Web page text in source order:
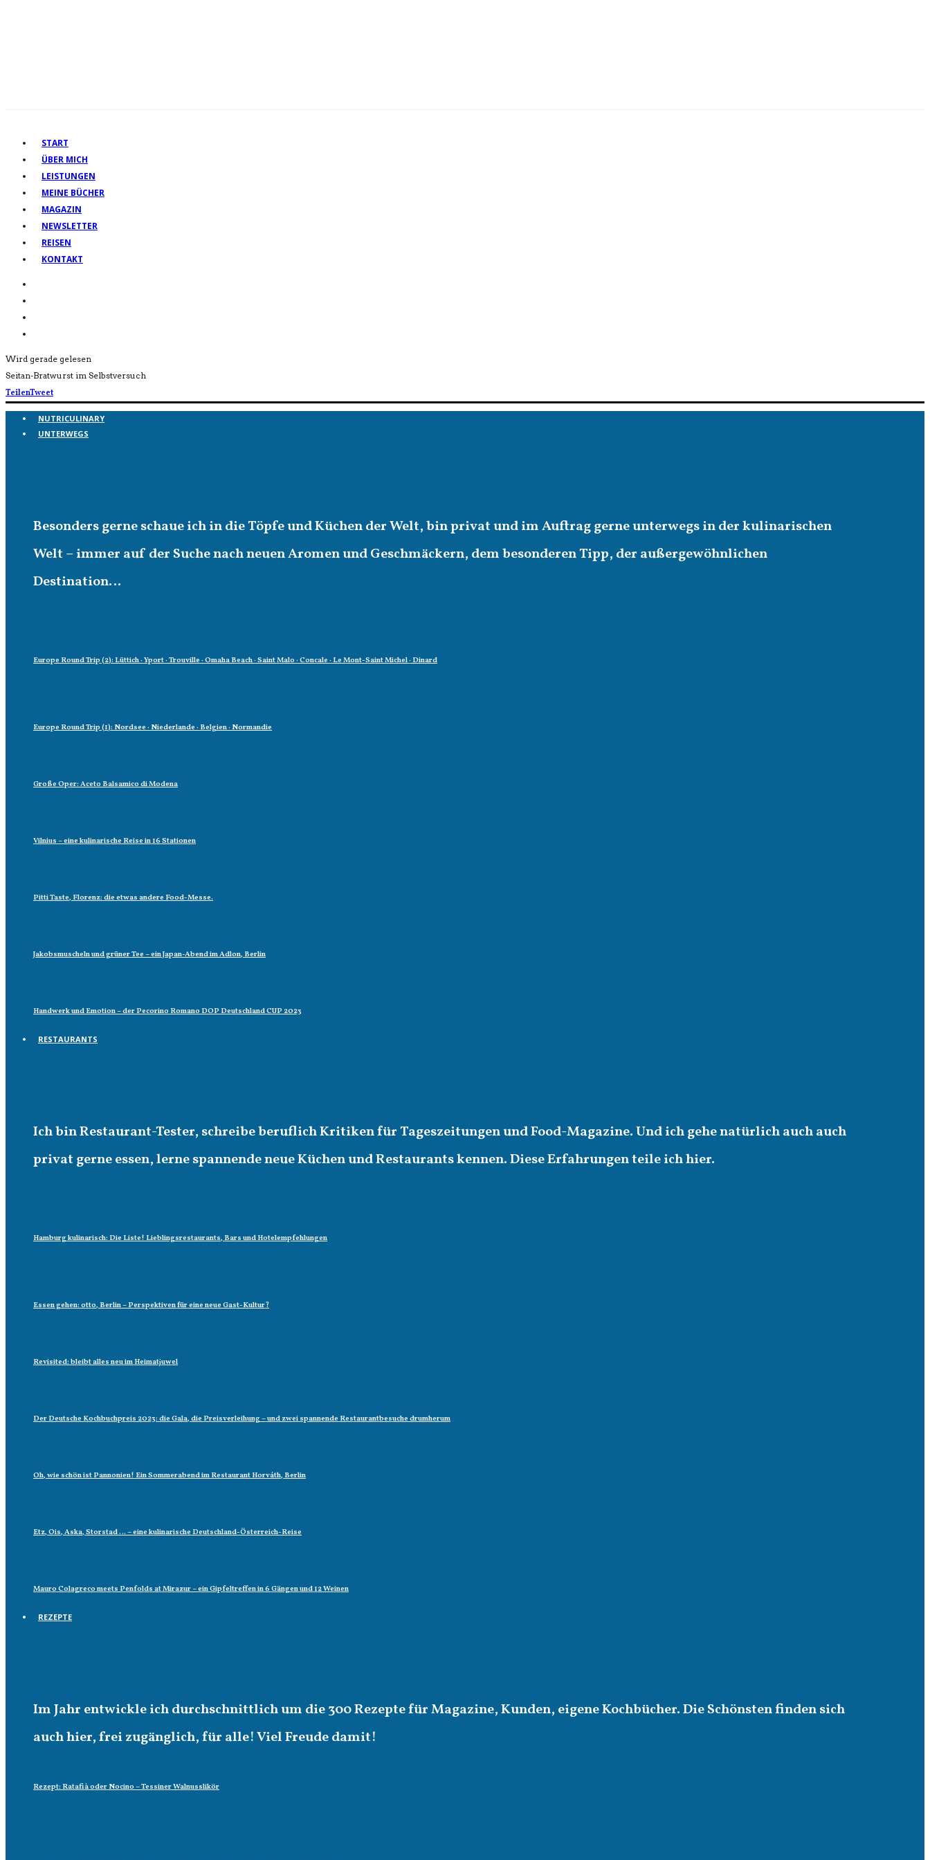
START
ÜBER MICH
LEISTUNGEN
MEINE BÜCHER
MAGAZIN
NEWSLETTER
REISEN
KONTAKT
Wird gerade gelesen
Seitan-Bratwurst im Selbstversuch
TeilenTweet
NUTRICULINARY
UNTERWEGS
Besonders gerne schaue ich in die Töpfe und Küchen der Welt, bin privat und im Auftrag gerne unterwegs in der kulinarischen
Welt – immer auf der Suche nach neuen Aromen und Geschmäckern, dem besonderen Tipp, der außergewöhnlichen
Destination…
Europe Round Trip (2): Lüttich · Yport · Trouville · Omaha Beach · Saint Malo · Concale · Le Mont-Saint Michel · Dinard
Europe Round Trip (1): Nordsee · Niederlande · Belgien · Normandie
Große Oper: Aceto Balsamico di Modena
Vilnius – eine kulinarische Reise in 16 Stationen
Pitti Taste, Florenz: die etwas andere Food-Messe.
Jakobsmuscheln und grüner Tee – ein Japan-Abend im Adlon, Berlin
Handwerk und Emotion – der Pecorino Romano DOP Deutschland CUP 2023
RESTAURANTS
Ich bin Restaurant-Tester, schreibe beruflich Kritiken für Tageszeitungen und Food-Magazine. Und ich gehe natürlich auch auch
privat gerne essen, lerne spannende neue Küchen und Restaurants kennen. Diese Erfahrungen teile ich hier.
Hamburg kulinarisch: Die Liste! Lieblingsrestaurants, Bars und Hotelempfehlungen
Essen gehen: otto, Berlin – Perspektiven für eine neue Gast-Kultur?
Revisited: bleibt alles neu im Heimatjuwel
Der Deutsche Kochbuchpreis 2023: die Gala, die Preisverleihung – und zwei spannende Restaurantbesuche drumherum
Oh, wie schön ist Pannonien! Ein Sommerabend im Restaurant Horváth, Berlin
Etz, Ois, Aska, Storstad … – eine kulinarische Deutschland-Österreich-Reise
Mauro Colagreco meets Penfolds at Mirazur – ein Gipfeltreffen in 6 Gängen und 12 Weinen
REZEPTE
Im Jahr entwickle ich durchschnittlich um die 300 Rezepte für Magazine, Kunden, eigene Kochbücher. Die Schönsten finden sich
auch hier, frei zugänglich, für alle! Viel Freude damit!
Rezept: Ratafià oder Nocino – Tessiner Walnusslikör